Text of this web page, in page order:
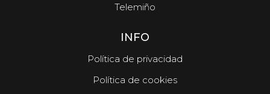
Telemiño
INFO
Política de privacidad
Política de cookies